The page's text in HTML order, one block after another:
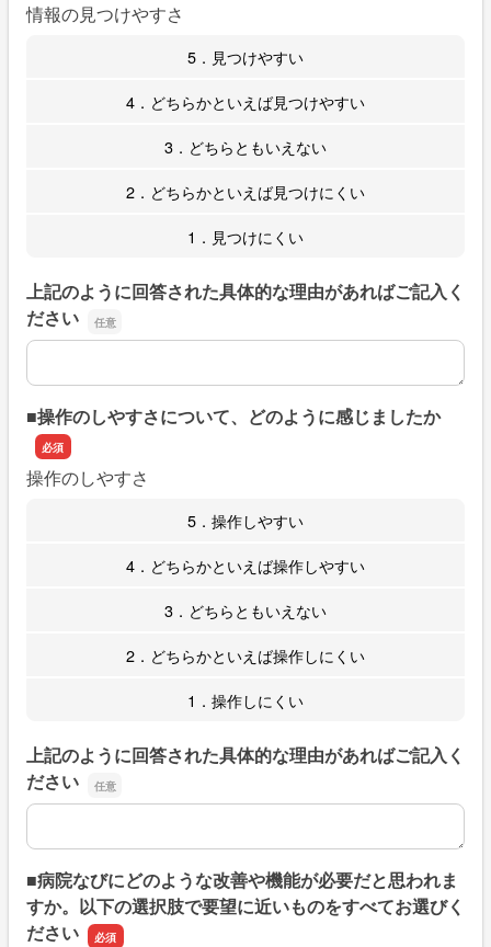
情報の見つけやすさ
5．見つけやすい
4．どちらかといえば見つけやすい
3．どちらともいえない
2．どちらかといえば見つけにくい
1．見つけにくい
上記のように回答された具体的な理由があればご記入く
ださい
上記のように回答された具体的な理由があればご記入くだ
■操作のしやすさについて、どのように感じましたか
操作のしやすさ
5．操作しやすい
4．どちらかといえば操作しやすい
3．どちらともいえない
2．どちらかといえば操作しにくい
1．操作しにくい
上記のように回答された具体的な理由があればご記入く
ださい
上記のように回答された具体的な理由があればご記入くだ
■病院なびにどのような改善や機能が必要だと思われま
すか。以下の選択肢で要望に近いものをすべてお選びく
ださい